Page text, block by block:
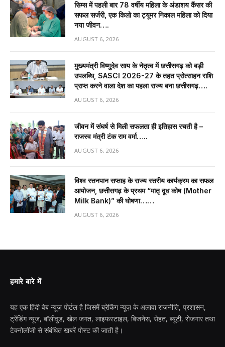
सिम्स में पहली बार 78 वर्षीय महिला के अंडाशय कैंसर की
सफल सर्जरी, एक किलो का ट्यूमर निकाल महिला को दिया
नया जीवन….
AUGUST 6, 2026
मुख्यमंत्री विष्णुदेव साय के नेतृत्व में छत्तीसगढ़ को बड़ी
उपलब्धि, SASCI 2026-27 के तहत प्रोत्साहन राशि
प्राप्त करने वाला देश का पहला राज्य बना छत्तीसगढ़….
AUGUST 6, 2026
जीवन में संघर्ष से मिली सफलता ही इतिहास रचती है –
राजस्व मंत्री टंक राम वर्मा…..
AUGUST 6, 2026
विश्व स्तनपान सप्ताह के राज्य स्तरीय कार्यक्रम का सफल
आयोजन, छत्तीसगढ़ के प्रथम “मातृ दूध कोष (Mother
Milk Bank)” की घोषणा……
AUGUST 6, 2026
हमारे बारे में
यह एक हिंदी वेब न्यूज़ पोर्टल है जिसमें ब्रेकिंग न्यूज़ के अलावा राजनीति, प्रशासन,
ट्रेंडिंग न्यूज, बॉलीवुड, खेल जगत, लाइफस्टाइल, बिजनेस, सेहत, ब्यूटी, रोजगार तथा
टेक्नोलॉजी से संबंधित खबरें पोस्ट की जाती है।